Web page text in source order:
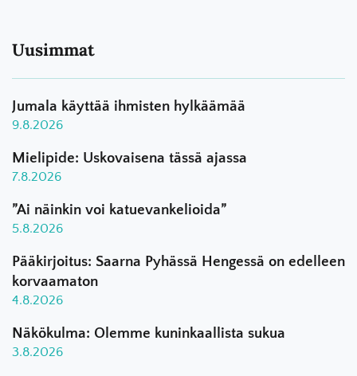
Uusimmat
Jumala käyttää ihmisten hylkäämää
9.8.2026
Mielipide: Uskovaisena tässä ajassa
7.8.2026
”Ai näinkin voi katuevankelioida”
5.8.2026
Pääkirjoitus: Saarna Pyhässä Hengessä on edelleen
korvaamaton
4.8.2026
Näkökulma: Olemme kuninkaallista sukua
3.8.2026